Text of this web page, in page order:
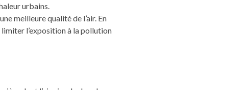
urbains.
meilleure qualité de l’air. En
l’exposition à la pollution